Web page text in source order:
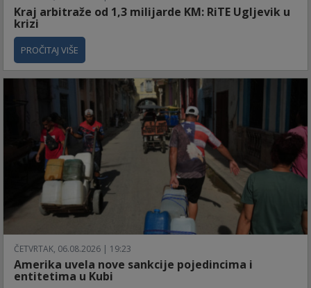
Kraj arbitraže od 1,3 milijarde KM: RiTE Ugljevik u
krizi
PROČITAJ VIŠE
ČETVRTAK, 06.08.2026 | 19:23
Amerika uvela nove sankcije pojedincima i
entitetima u Kubi